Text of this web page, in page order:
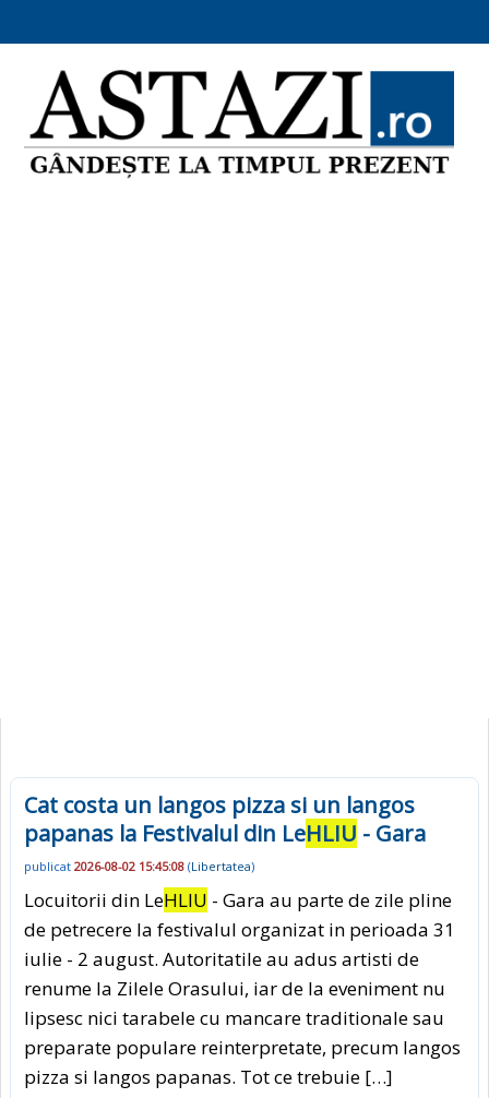
Cat costa un langos pizza si un langos
papanas la Festivalul din LeHLIU - Gara
publicat 2026-08-02 15:45:08 (Libertatea)
Locuitorii din LeHLIU - Gara au parte de zile pline
de petrecere la festivalul organizat in perioada 31
iulie - 2 august. Autoritatile au adus artisti de
renume la Zilele Orasului, iar de la eveniment nu
lipsesc nici tarabele cu mancare traditionale sau
preparate populare reinterpretate, precum langos
pizza si langos papanas. Tot ce trebuie […]